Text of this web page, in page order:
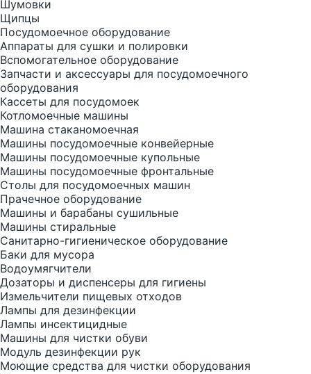
Шумовки
Щипцы
Посудомоечное оборудование
Аппараты для сушки и полировки
Вспомогательное оборудование
Запчасти и аксессуары для посудомоечного
оборудования
Кассеты для посудомоек
Котломоечные машины
Машина стаканомоечная
Машины посудомоечные конвейерные
Машины посудомоечные купольные
Машины посудомоечные фронтальные
Столы для посудомоечных машин
Прачечное оборудование
Машины и барабаны сушильные
Машины стиральные
Санитарно-гигиеническое оборудование
Баки для мусора
Водоумягчители
Дозаторы и диспенсеры для гигиены
Измельчители пищевых отходов
Лампы для дезинфекции
Лампы инсектицидные
Машины для чистки обуви
Модуль дезинфекции рук
Моющие средства для чистки оборудования